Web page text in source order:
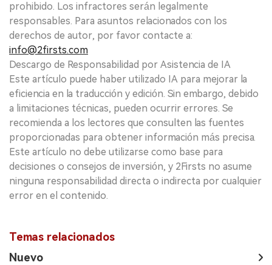
prohibido. Los infractores serán legalmente
responsables. Para asuntos relacionados con los
derechos de autor, por favor contacte a:
info@2firsts.com
Descargo de Responsabilidad por Asistencia de IA
Este artículo puede haber utilizado IA para mejorar la
eficiencia en la traducción y edición. Sin embargo, debido
a limitaciones técnicas, pueden ocurrir errores. Se
recomienda a los lectores que consulten las fuentes
proporcionadas para obtener información más precisa.
Este artículo no debe utilizarse como base para
decisiones o consejos de inversión, y 2Firsts no asume
ninguna responsabilidad directa o indirecta por cualquier
error en el contenido.
Temas relacionados
Nuevo